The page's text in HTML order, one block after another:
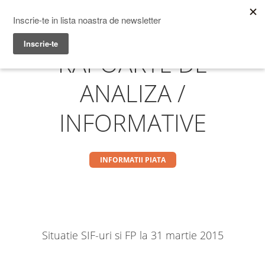
Menu
Prime Transaction
RAPOARTE DE
ANALIZA /
INFORMATIVE
INFORMATII PIATA
Situatie SIF-uri si FP la 31 martie 2015